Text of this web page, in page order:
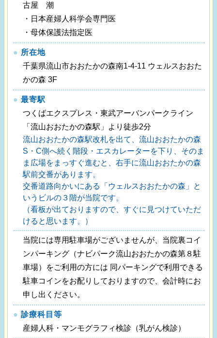
古屋 潮
・日本産婦人科学会専門医
・母体保護法指定医
● 所在地
千葉県流山市おおたかの森南1-4-11 ウェルスおおた
かの森 3F
● 最寄駅
つくばエクスプレス・東武アーバンパークライン
「流山おおたかの森駅」より徒歩2分
流山おおたかの森駅改札を出て、流山おおたかの森
S・C側へ続く階段・エスカレーターを下り、そのま
ま広場をまっすぐ進むと、右手に流山おおたかの森
駅前交番があります。
交番道路向かいにある「ウェルスおおたかの森」と
いうビルの３階が当院です。
（看板が出ておりますので、すぐに見つけていただ
けると思います。）
当院には専用駐車場がございませんが、当院裏コイ
ンパーキング（ナビパーク流山おおたかの森第８駐
車場）をご利用の方には 同パーキングで利用できる
駐車コインをお配りしておりますので、会計時にお
申し出ください。
● 診療科目等
産婦人科・マンモグラフィ検診（乳がん検診）